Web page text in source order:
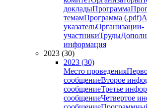
докладыПрограмма
темамПрограмма (.pdf)
указательОрганизации-
участникиТруды
информация
2023 (30)
2023 (30)
Место проведения
сообщениеВторое
сообщениеТретье
сообщениеЧетвертое